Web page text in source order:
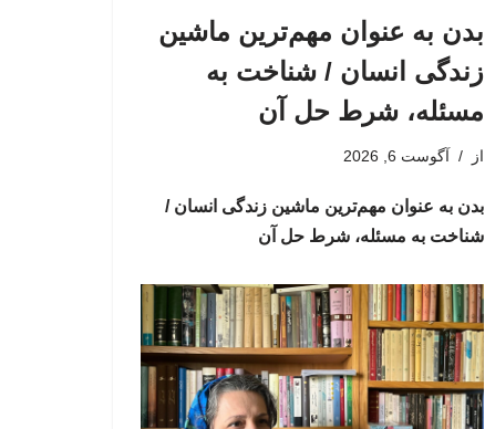
بدن به عنوان مهم‌ترین ماشین
زندگی انسان / شناخت به
مسئله، شرط حل آن
از آگوست 6, 2026
بدن به عنوان مهم‌ترین ماشین زندگی انسان /
شناخت به مسئله، شرط حل آن